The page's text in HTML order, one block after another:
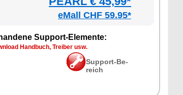
eMall CHF 59.95*
Sup­port-Ele­men­te:
Hand­buch, Trei­ber usw.
Sup­port-Be­
reich